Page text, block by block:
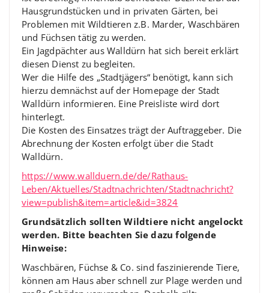
Hausgrundstücken und in privaten Gärten, bei
Problemen mit Wildtieren z.B. Marder, Waschbären
und Füchsen tätig zu werden.
Ein Jagdpächter aus Walldürn hat sich bereit erklärt
diesen Dienst zu begleiten.
Wer die Hilfe des „Stadtjägers“ benötigt, kann sich
hierzu demnächst auf der Homepage der Stadt
Walldürn informieren. Eine Preisliste wird dort
hinterlegt.
Die Kosten des Einsatzes trägt der Auftraggeber. Die
Abrechnung der Kosten erfolgt über die Stadt
Walldürn.
https://www.wallduern.de/de/Rathaus-
Leben/Aktuelles/Stadtnachrichten/Stadtnachricht?
view=publish&item=article&id=3824
Grundsätzlich sollten Wildtiere nicht angelockt
werden. Bitte beachten Sie dazu folgende
Hinweise:
Waschbären, Füchse & Co. sind faszinierende Tiere,
können am Haus aber schnell zur Plage werden und